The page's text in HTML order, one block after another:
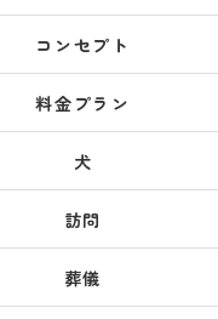
コンセプト
料金プラン
犬
訪問
葬儀